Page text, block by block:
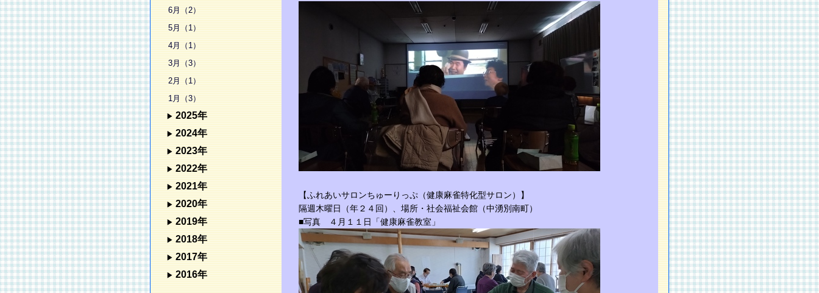
【ふれあいサロンちゅーりっぷ（健康麻雀特化型サロン）】
隔週木曜日（年２４回）、場所・社会福祉会館（中湧別南町）
■写真 ４月１１日「健康麻雀教室」
6月（2）
5月（1）
4月（1）
3月（3）
2月（1）
1月（3）
2025年
2024年
2023年
2022年
2021年
2020年
2019年
2018年
2017年
2016年